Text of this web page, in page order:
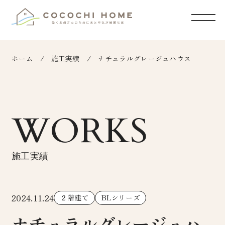
ホーム 施工実績 ナチュラルグレージュハウス
WORKS
施工実績
2024.11.24 ２階建て BLシリーズ